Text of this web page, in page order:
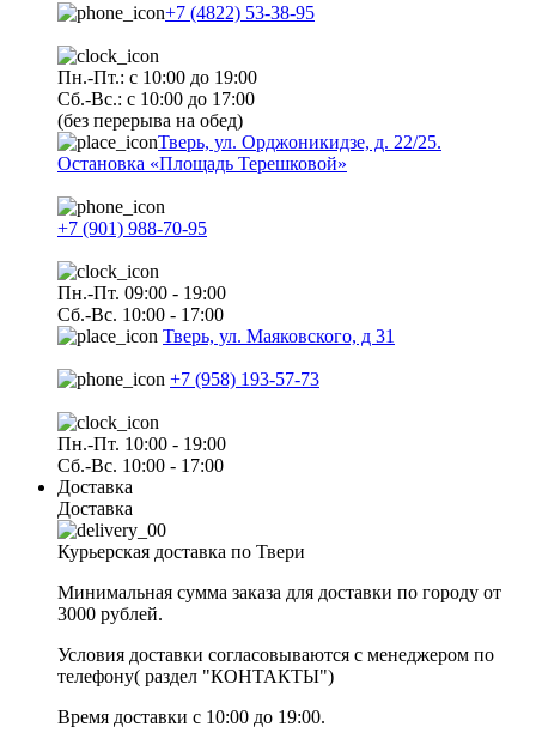
+7 (4822) 53-38-95
Пн.-Пт.: с 10:00 до 19:00
Сб.-Вс.: с 10:00 до 17:00
(без перерыва на обед)
Тверь, ул. Орджоникидзе, д. 22/25.
Остановка «Площадь Терешковой»
+7 (901) 988-70-95
Пн.-Пт. 09:00 - 19:00
Сб.-Вс. 10:00 - 17:00
Тверь, ул. Маяковского, д 31
+7 (958) 193-57-73
Пн.-Пт. 10:00 - 19:00
Сб.-Вс. 10:00 - 17:00
Доставка
Доставка
Курьерская доставка по Твери
Минимальная сумма заказа для доставки по городу от
3000 рублей.
Условия доставки согласовываются с менеджером по
телефону( раздел "КОНТАКТЫ")
Время доставки с 10:00 до 19:00.